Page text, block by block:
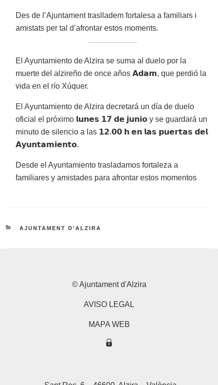
Des de l’Ajuntament traslladem fortalesa a familiars i
amistats per tal d’afrontar estos moments.
El Ayuntamiento de Alzira se suma al duelo por la
muerte del alzireño de once años 𝗔𝗱𝗮𝗺, que perdió la
vida en el río Xúquer.
El Ayuntamiento de Alzira decretará un día de duelo
oficial el próximo 𝗹𝘂𝗻𝗲𝘀 𝟭𝟳 𝗱𝗲 𝗷𝘂𝗻𝗶𝗼 y se guardará un
minuto de silencio a las 𝟭𝟮.𝟬𝟬 𝗵 𝗲𝗻 𝗹𝗮𝘀 𝗽𝘂𝗲𝗿𝘁𝗮𝘀 𝗱𝗲𝗹
𝗔𝘆𝘂𝗻𝘁𝗮𝗺𝗶𝗲𝗻𝘁𝗼.
Desde el Ayuntamiento trasladamos fortaleza a
familiares y amistades para afrontar estos momentos
CATEGORIES
AJUNTAMENT D'ALZIRA
© Ajuntament d'Alzira
AVISO LEGAL
MAPA WEB